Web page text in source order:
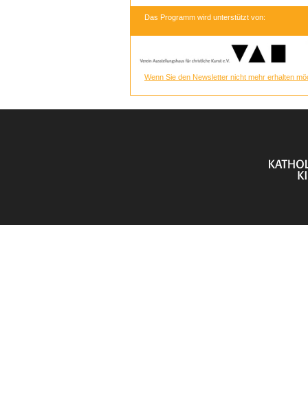
Das Programm wird unterstützt von:
Wenn Sie den Newsletter nicht mehr erhalten